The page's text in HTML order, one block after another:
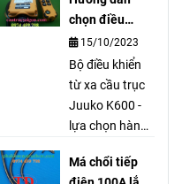
thép và từ
trường. Sản
phẩm được sản
xuất theo công
nghệ tiên tiến
nên rất bền
trong quá trình
chọn điều
khiển từ xa
K600
15/10/2023
Bộ điều khiển
từ xa cầu trục
Juuko K600 -
lựa chọn hàng
động cầu trục.
Má chổi tiếp